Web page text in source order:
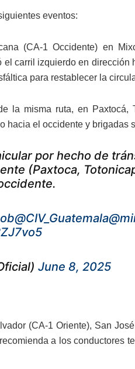
eventos:
(CA-1 Occidente) en
carril izquierdo en
para restablecer la
la misma ruta, en Paxtocá,
hacia el occidente y brigadas
por hecho de
(Paxtoca,
@CIV_Guatemala
June 8, 2025
(CA-1 Oriente), San
a los conductores